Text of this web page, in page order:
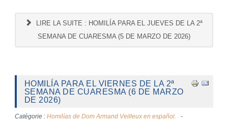
LIRE LA SUITE : HOMILÍA PARA EL JUEVES DE LA 2ª
SEMANA DE CUARESMA (5 DE MARZO DE 2026)
HOMILÍA PARA EL VIERNES DE LA 2ª
SEMANA DE CUARESMA (6 DE MARZO
DE 2026)
Catégorie : Homilías de Dom Armand Veilleux en español.